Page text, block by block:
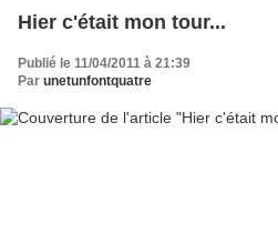
Hier c'était mon tour...
Publié le 11/04/2011 à 21:39
Par unetunfontquatre